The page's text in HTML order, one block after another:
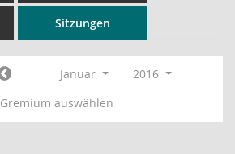
Sitzungen
Januar
2016
Gremium auswählen